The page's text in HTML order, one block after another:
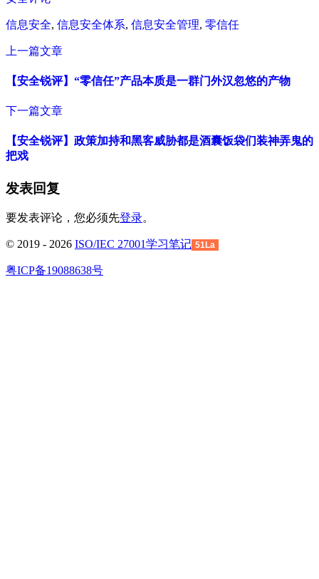
信息安全, 信息安全体系, 信息安全管理, 零信任
上一篇文章
【安全锐评】“零信任”产品本质是一群门外汉忽悠的产物
下一篇文章
【安全锐评】政策加持和黑客威胁都是酒囊饭袋们装神弄鬼的
把戏
发表回复
要发表评论，您必须先登录。
© 2019 - 2026 ISO/IEC 27001学习笔记 51La
粤ICP备19088638号